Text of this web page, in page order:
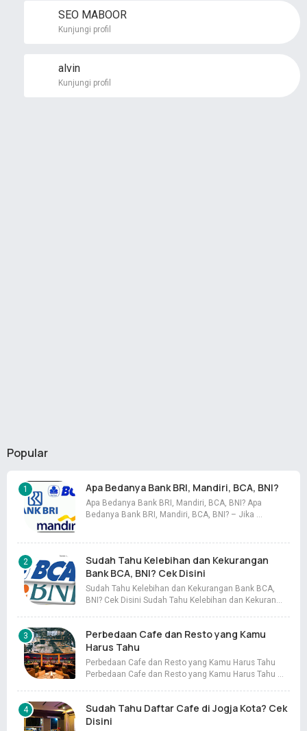
SEO MABOOR
Kunjungi profil
alvin
Kunjungi profil
Popular
Apa Bedanya Bank BRI, Mandiri, BCA, BNI?
Apa Bedanya Bank BRI, Mandiri, BCA, BNI? Apa
Bedanya Bank BRI, Mandiri, BCA, BNI? – Jika …
Sudah Tahu Kelebihan dan Kekurangan
Bank BCA, BNI? Cek Disini
Sudah Tahu Kelebihan dan Kekurangan Bank BCA,
BNI? Cek Disini Sudah Tahu Kelebihan dan Kekuran…
Perbedaan Cafe dan Resto yang Kamu
Harus Tahu
Perbedaan Cafe dan Resto yang Kamu Harus Tahu
Perbedaan Cafe dan Resto yang Kamu Harus Tahu …
Sudah Tahu Daftar Cafe di Jogja Kota? Cek
Disini